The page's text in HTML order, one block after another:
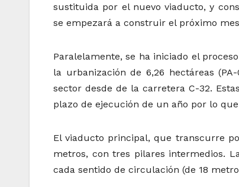
sustituida por el nuevo viaducto, y
se empezará a construir el próximo
Paralelamente, se ha iniciado el
la urbanización de 6,26 hectáreas
sector desde de la carretera C-32.
plazo de ejecución de un año por lo
El viaducto principal, que transcurre
metros, con tres pilares intermedios.
cada sentido de circulación (de 18